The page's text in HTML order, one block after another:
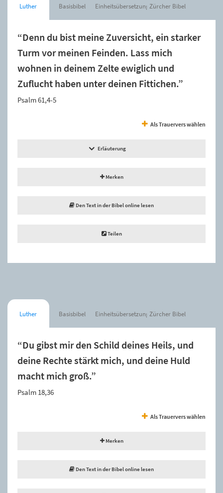
Luther Basisbibel Einheitsübersetzung Zürcher Bibel
“Denn du bist meine Zuversicht, ein starker
Turm vor meinen Feinden. Lass mich
wohnen in deinem Zelte ewiglich und
Zuflucht haben unter deinen Fittichen.”
Psalm 61,4-5
Als Trauervers wählen
Erläuterung
Merken
Den Text in der Bibel online lesen
Teilen
Luther Basisbibel Einheitsübersetzung Zürcher Bibel
“Du gibst mir den Schild deines Heils, und
deine Rechte stärkt mich, und deine Huld
macht mich groß.”
Psalm 18,36
Als Trauervers wählen
Merken
Den Text in der Bibel online lesen